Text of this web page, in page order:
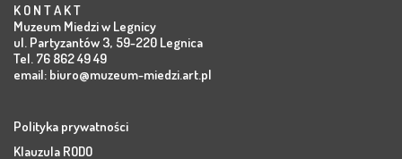
K O N T A K T
Muzeum Miedzi w Legnicy
ul. Partyzantów 3, 59-220 Legnica
Tel. 76 862 49 49
email: biuro@muzeum-miedzi.art.pl
Polityka prywatności
Klauzula RODO